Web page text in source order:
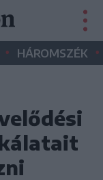
• HÁROMSZÉK •